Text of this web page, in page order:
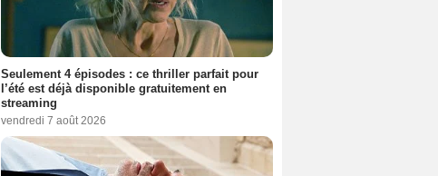
Seulement 4 épisodes : ce thriller parfait pour
l’été est déjà disponible gratuitement en
streaming
vendredi 7 août 2026